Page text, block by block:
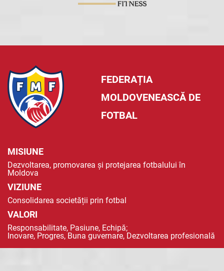
FEDERAȚIA
MOLDOVENEASCĂ DE
FOTBAL
MISIUNE
Dezvoltarea, promovarea și protejarea fotbalului în
Moldova
VIZIUNE
Consolidarea societății prin fotbal
VALORI
Responsabilitate, Pasiune, Echipă;
Inovare, Progres, Buna guvernare, Dezvoltarea profesională